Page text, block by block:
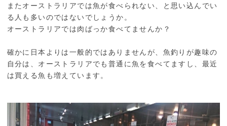
またオーストラリアでは魚が食べられない、と思い込んでい
る人も多いのではないでしょうか。
オーストラリアでは肉ばっか食べてませんか？
確かに日本よりは一般的ではありませんが、魚釣りが趣味の
自分は、オーストラリアでも普通に魚を食べてますし、最近
は買える魚も増えています。